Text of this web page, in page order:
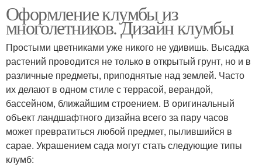
Оформление клумбы из
многолетников. Дизайн клумбы
Простыми цветниками уже никого не удивишь. Высадка
растений проводится не только в открытый грунт, но и в
различные предметы, приподнятые над землей. Часто
их делают в одном стиле с террасой, верандой,
бассейном, ближайшим строением. В оригинальный
объект ландшафтного дизайна всего за пару часов
может превратиться любой предмет, пылившийся в
сарае. Украшением сада могут стать следующие типы
клумб: